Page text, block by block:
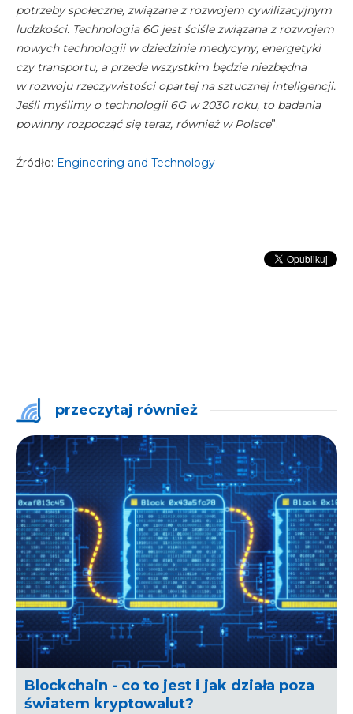
potrzeby społeczne, związane z rozwojem cywilizacyjnym
ludzkości. Technologia 6G jest ściśle związana z rozwojem
nowych technologii w dziedzinie medycyny, energetyki
czy transportu, a przede wszystkim będzie niezbędna
w rozwoju rzeczywistości opartej na sztucznej inteligencji.
Jeśli myślimy o technologii 6G w 2030 roku, to badania
powinny rozpocząć się teraz, również w Polsce”.
Źródło: Engineering and Technology
przeczytaj również
Blockchain - co to jest i jak działa poza
światem kryptowalut?